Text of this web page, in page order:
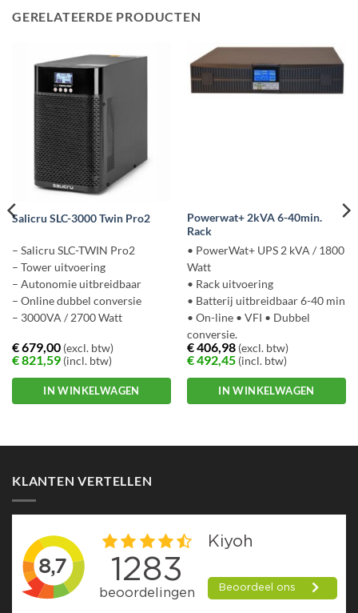
GERELATEERDE PRODUCTEN
Salicru SLC-3000 Twin Pro2
– Salicru SLC-TWIN Pro2
– Tower uitvoering
– Autonomie uitbreidbaar
– Online dubbel conversie
– 3000VA / 2700 Watt
€679,00(excl. btw)
€821,59(incl. btw)
IN WINKELWAGEN
Powerwat+ 2kVA 6-40min.
Rack
• PowerWat+ UPS 2 kVA / 1800
Watt
• Rack uitvoering
• Batterij uitbreidbaar 6-40 min
• On-line • VFI • Dubbel
conversie.
€406,98(excl. btw)
€492,45(incl. btw)
IN WINKELWAGEN
kan
op
KLANTEN VERTELLEN